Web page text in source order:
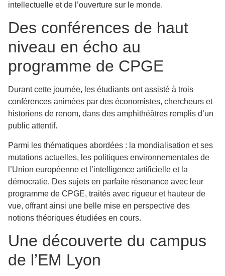
intellectuelle et de l’ouverture sur le monde.
Des conférences de haut
niveau en écho au
programme de CPGE
Durant cette journée, les étudiants ont assisté à trois
conférences animées par des économistes, chercheurs et
historiens de renom, dans des amphithéâtres remplis d’un
public attentif.
Parmi les thématiques abordées : la mondialisation et ses
mutations actuelles, les politiques environnementales de
l’Union européenne et l’intelligence artificielle et la
démocratie. Des sujets en parfaite résonance avec leur
programme de CPGE, traités avec rigueur et hauteur de
vue, offrant ainsi une belle mise en perspective des
notions théoriques étudiées en cours.
Une découverte du campus
de l’EM Lyon